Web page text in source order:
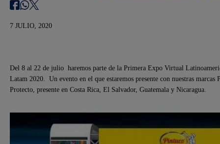
7 JULIO, 2020
Del 8 al 22 de julio haremos parte de la Primera Expo Virtual
Latam 2020. Un evento en el que estaremos presente con nuestras
Protecto, presente en Costa Rica, El Salvador, Guatemala y Nicaragua.